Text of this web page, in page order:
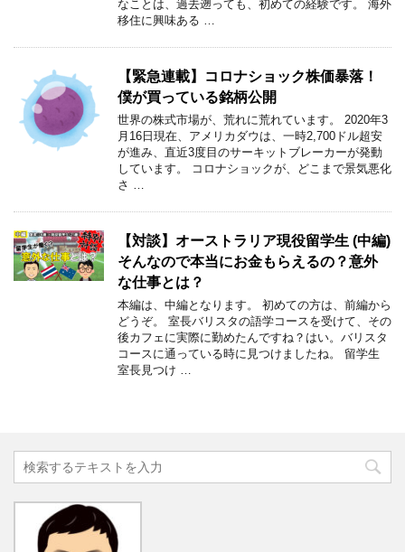
なことは、過去遡っても、初めての経験です。 海外
移住に興味ある …
【緊急連載】コロナショック株価暴落！
僕が買っている銘柄公開
世界の株式市場が、荒れに荒れています。 2020年3
月16日現在、アメリカダウは、一時2,700ドル超安
が進み、直近3度目のサーキットブレーカーが発動
しています。 コロナショックが、どこまで景気悪化
さ …
【対談】オーストラリア現役留学生 (中編)
そんなので本当にお金もらえるの？意外
な仕事とは？
本編は、中編となります。 初めての方は、前編から
どうぞ。 室長バリスタの語学コースを受けて、その
後カフェに実際に勤めたんですね？はい。バリスタ
コースに通っている時に見つけましたね。 留学生
室長見つけ …